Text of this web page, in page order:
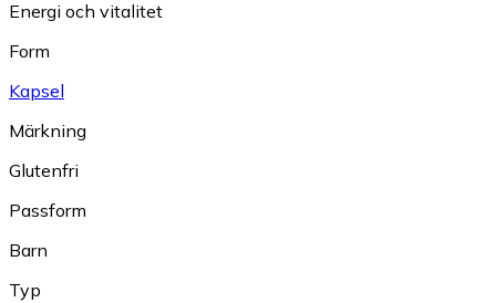
Energi och vitalitet
Form
Kapsel
Märkning
Glutenfri
Passform
Barn
Typ